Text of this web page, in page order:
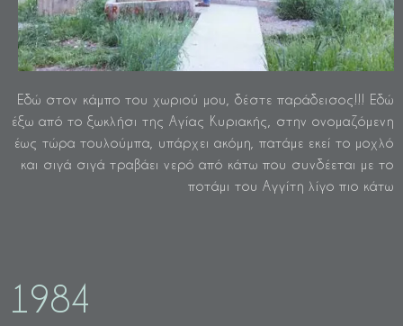
Εδώ στον κάμπο του χωριού μου, δέστε παράδεισος!!! Εδώ
έξω από το ξωκλήσι της Αγίας Κυριακής, στην ονομαζόμενη
έως τώρα τουλούμπα, υπάρχει ακόμη, πατάμε εκεί το μοχλό
και σιγά σιγά τραβάει νερό από κάτω που συνδέεται με το
ποτάμι του Αγγίτη λίγο πιο κάτω
1984